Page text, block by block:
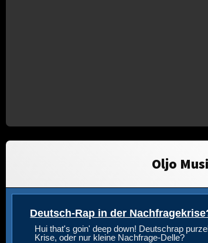
Oljo
Deutsch-Rap in der
Hui that's goin' deep down! Deutschrap
Krise, oder nur kleine Nachfrage-Delle?